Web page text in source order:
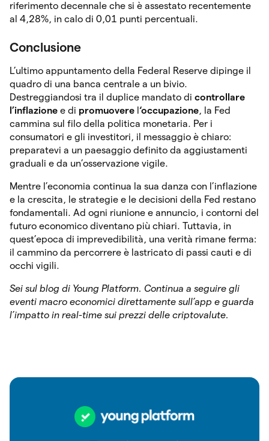
riferimento decennale che si è assestato recentemente
al 4,28%, in calo di 0,01 punti percentuali.
Conclusione
L’ultimo appuntamento della Federal Reserve dipinge il
quadro di una banca centrale a un bivio.
Destreggiandosi tra il duplice mandato di controllare
l’inflazione e di promuovere ‘occupazione, la Fed
cammina sul filo della politica monetaria. Per i
consumatori e gli investitori, il messaggio è chiaro:
preparatevi a un paesaggio definito da aggiustamenti
graduali e da un’osservazione vigile.
Mentre l’economia continua la sua danza con l’inflazione
e la crescita, le strategie e le decisioni della Fed restano
fondamentali. Ad ogni riunione e annuncio, i contorni del
futuro economico diventano più chiari. Tuttavia, in
quest’epoca di imprevedibilità, una verità rimane ferma:
il cammino da percorrere è lastricato di passi cauti e di
occhi vigili.
Sei sul blog di Young Platform. Continua a seguire gli
eventi macro economici direttamente sull’app e guarda
l’impatto in real-time sui prezzi delle criptovalute.